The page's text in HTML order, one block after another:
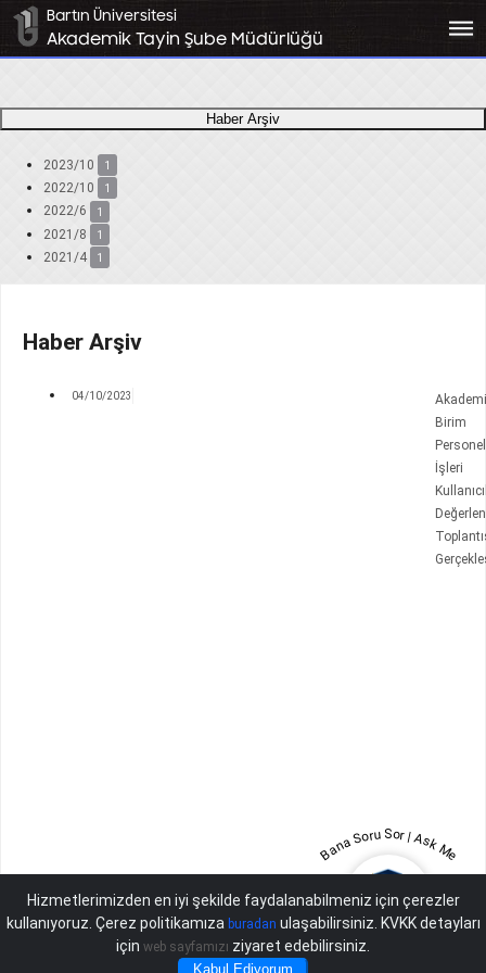
Hizmetlerimizden en iyi şekilde faydalanabilmeniz için çerezler
kullanıyoruz. Çerez politikamıza buradan ulaşabilirsiniz. KVKK detayları
için web sayfamızı ziyaret edebilirsiniz.
Kabul Ediyorum
bars
Bartın Üniversitesi
Akademik Tayin Şube Müdürlüğü
Haber Arşiv
2023/10 1
2022/10 1
2022/6 1
2021/8 1
2021/4 1
Haber Arşiv
04/10/2023
Birim
Personel
İşleri
Bana Soru Sor | Ask Me